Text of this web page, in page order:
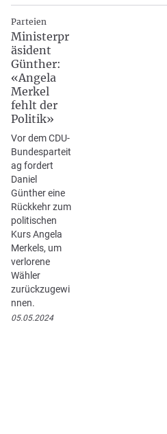
Parteien
Ministerpr
äsident
Günther:
«Angela
Merkel
fehlt der
Politik»
Vor dem CDU-
Bundesparteit
ag fordert
Daniel
Günther eine
Rückkehr zum
politischen
Kurs Angela
Merkels, um
verlorene
Wähler
zurückzugewi
nnen.
05.05.2024